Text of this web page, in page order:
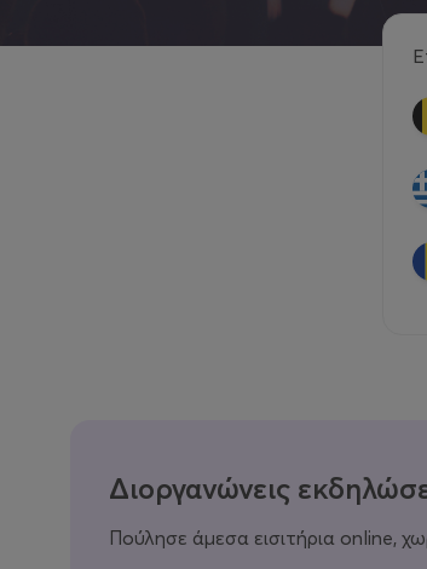
Διοργανώνεις
Πούλησε άμεσα εισιτήρια online,